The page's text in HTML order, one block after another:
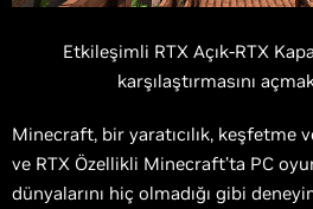
Etkileşimli RTX Açık-RTX
karşılaştırmasını
Minecraft, bir yaratıcılık, keşfetme
ve RTX Özellikli Minecraft’ta PC
dünyalarını hiç olmadığı gibi